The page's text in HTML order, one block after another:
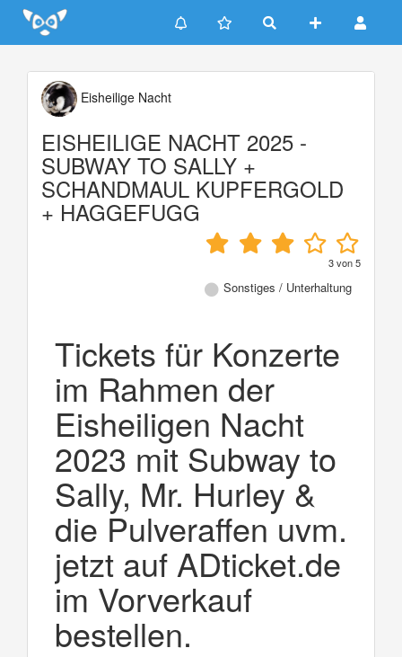
Update cookies preferences
Eisheilige Nacht
EISHEILIGE NACHT 2025 -
SUBWAY TO SALLY +
SCHANDMAUL KUPFERGOLD
+ HAGGEFUGG
3von5
Sonstiges / Unterhaltung
Tickets für Konzerte
im Rahmen der
Eisheiligen Nacht
2023 mit Subway to
Sally, Mr. Hurley &
die Pulveraffen uvm.
jetzt auf ADticket.de
im Vorverkauf
bestellen.